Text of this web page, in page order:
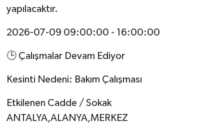
yapılacaktır.
2026-07-09 09:00:00 - 16:00:00
🕒 Çalışmalar Devam Ediyor
Kesinti Nedeni: Bakım Çalışması
Etkilenen Cadde / Sokak
ANTALYA,ALANYA,MERKEZ